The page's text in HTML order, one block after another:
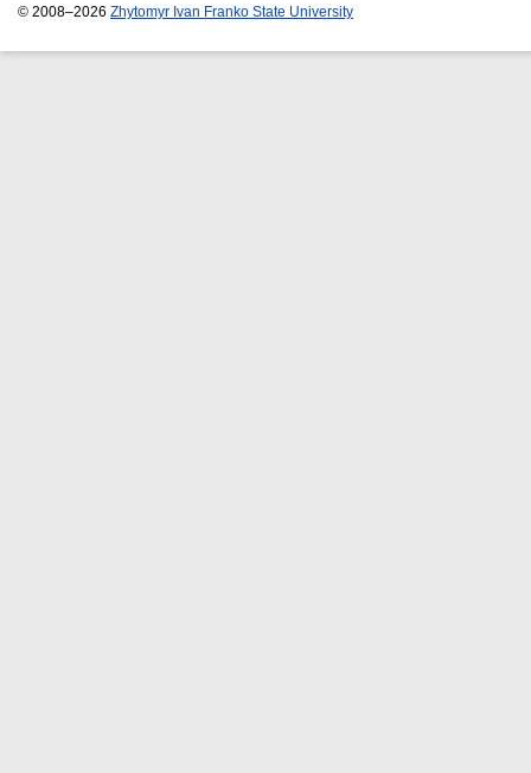
© 2008–2026 Zhytomyr Ivan Franko State University